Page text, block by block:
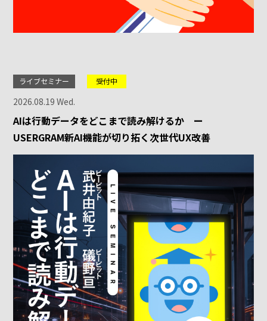
ライブセミナー 受付中
2026.08.19 Wed.
AIは行動データをどこまで読み解けるか ー
USERGRAM新AI機能が切り拓く次世代UX改善